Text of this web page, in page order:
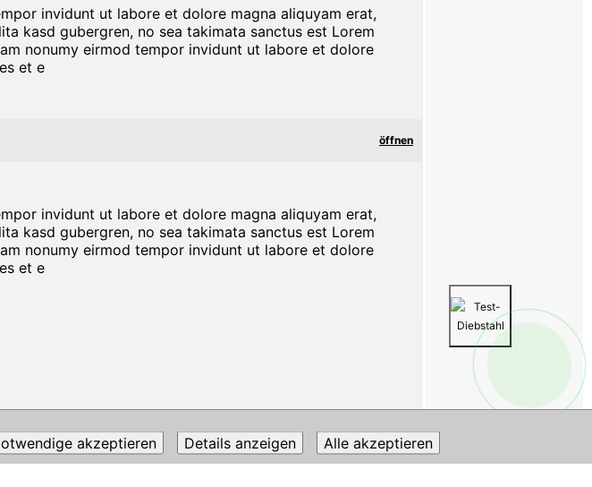
akzeptieren Details anzeigen Alle akzeptieren
invidunt ut labore et dolore magna aliquyam erat,
kasd gubergren, no sea takimata sanctus est Lorem
nonumy eirmod tempor invidunt ut labore et dolore
et e
öffnen
invidunt ut labore et dolore magna aliquyam erat,
kasd gubergren, no sea takimata sanctus est Lorem
nonumy eirmod tempor invidunt ut labore et dolore
et e